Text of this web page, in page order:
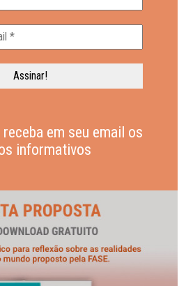
em seu email os
informativos